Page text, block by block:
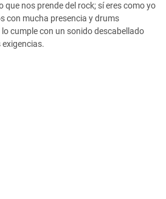
nos prende del rock; sí eres como yo
con mucha presencia y drums
cumple con un sonido descabellado